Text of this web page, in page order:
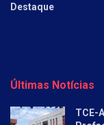
Destaque
Últimas Notícias
TCE-